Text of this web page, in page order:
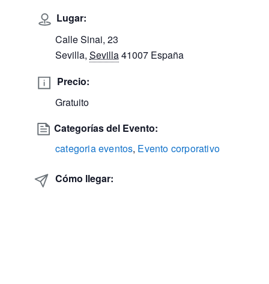
Lugar:
Calle Sinai, 23
Sevilla, Sevilla41007 España
Precio:
Gratuito
Categorías del Evento:
categoria eventos, Evento corporativo
Cómo llegar: